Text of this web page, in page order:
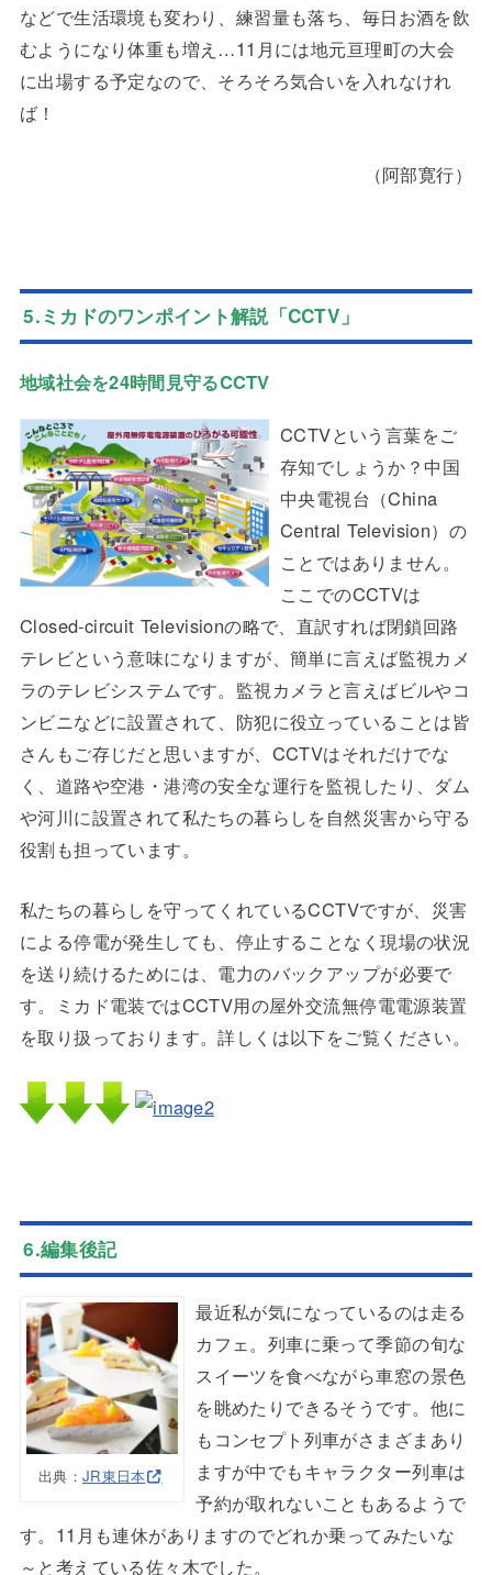
などで生活環境も変わり、練習量も落ち、毎日お酒を飲
むようになり体重も増え…11月には地元亘理町の大会
に出場する予定なので、そろそろ気合いを入れなけれ
ば！
（阿部寛行）
5.ミカドのワンポイント解説「CCTV」
地域社会を24時間見守るCCTV
CCTVという言葉をご
存知でしょうか？中国
中央電視台（China
Central Television）の
ことではありません。
ここでのCCTVは
Closed-circuit Televisionの略で、直訳すれば閉鎖回路
テレビという意味になりますが、簡単に言えば監視カメ
ラのテレビシステムです。監視カメラと言えばビルやコ
ンビニなどに設置されて、防犯に役立っていることは皆
さんもご存じだと思いますが、CCTVはそれだけでな
く、道路や空港・港湾の安全な運行を監視したり、ダム
や河川に設置されて私たちの暮らしを自然災害から守る
役割も担っています。
私たちの暮らしを守ってくれているCCTVですが、災害
による停電が発生しても、停止することなく現場の状況
を送り続けるためには、電力のバックアップが必要で
す。ミカド電装ではCCTV用の屋外交流無停電電源装置
を取り扱っております。詳しくは以下をご覧ください。
6.編集後記
出典： JR東日本
最近私が気になっているのは走る
カフェ。列車に乗って季節の旬な
スイーツを食べながら車窓の景色
を眺めたりできるそうです。他に
もコンセプト列車がさまざまあり
ますが中でもキャラクター列車は
予約が取れないこともあるようで
す。11月も連休がありますのでどれか乗ってみたいな
～と考えている佐々木でした。